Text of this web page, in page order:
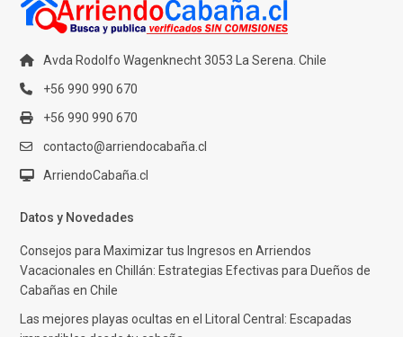
Avda Rodolfo Wagenknecht 3053 La Serena. Chile
+56 990 990 670
+56 990 990 670
contacto@arriendocabaña.cl
ArriendoCabaña.cl
Datos y Novedades
Consejos para Maximizar tus Ingresos en Arriendos
Vacacionales en Chillán: Estrategias Efectivas para Dueños de
Cabañas en Chile
Las mejores playas ocultas en el Litoral Central: Escapadas